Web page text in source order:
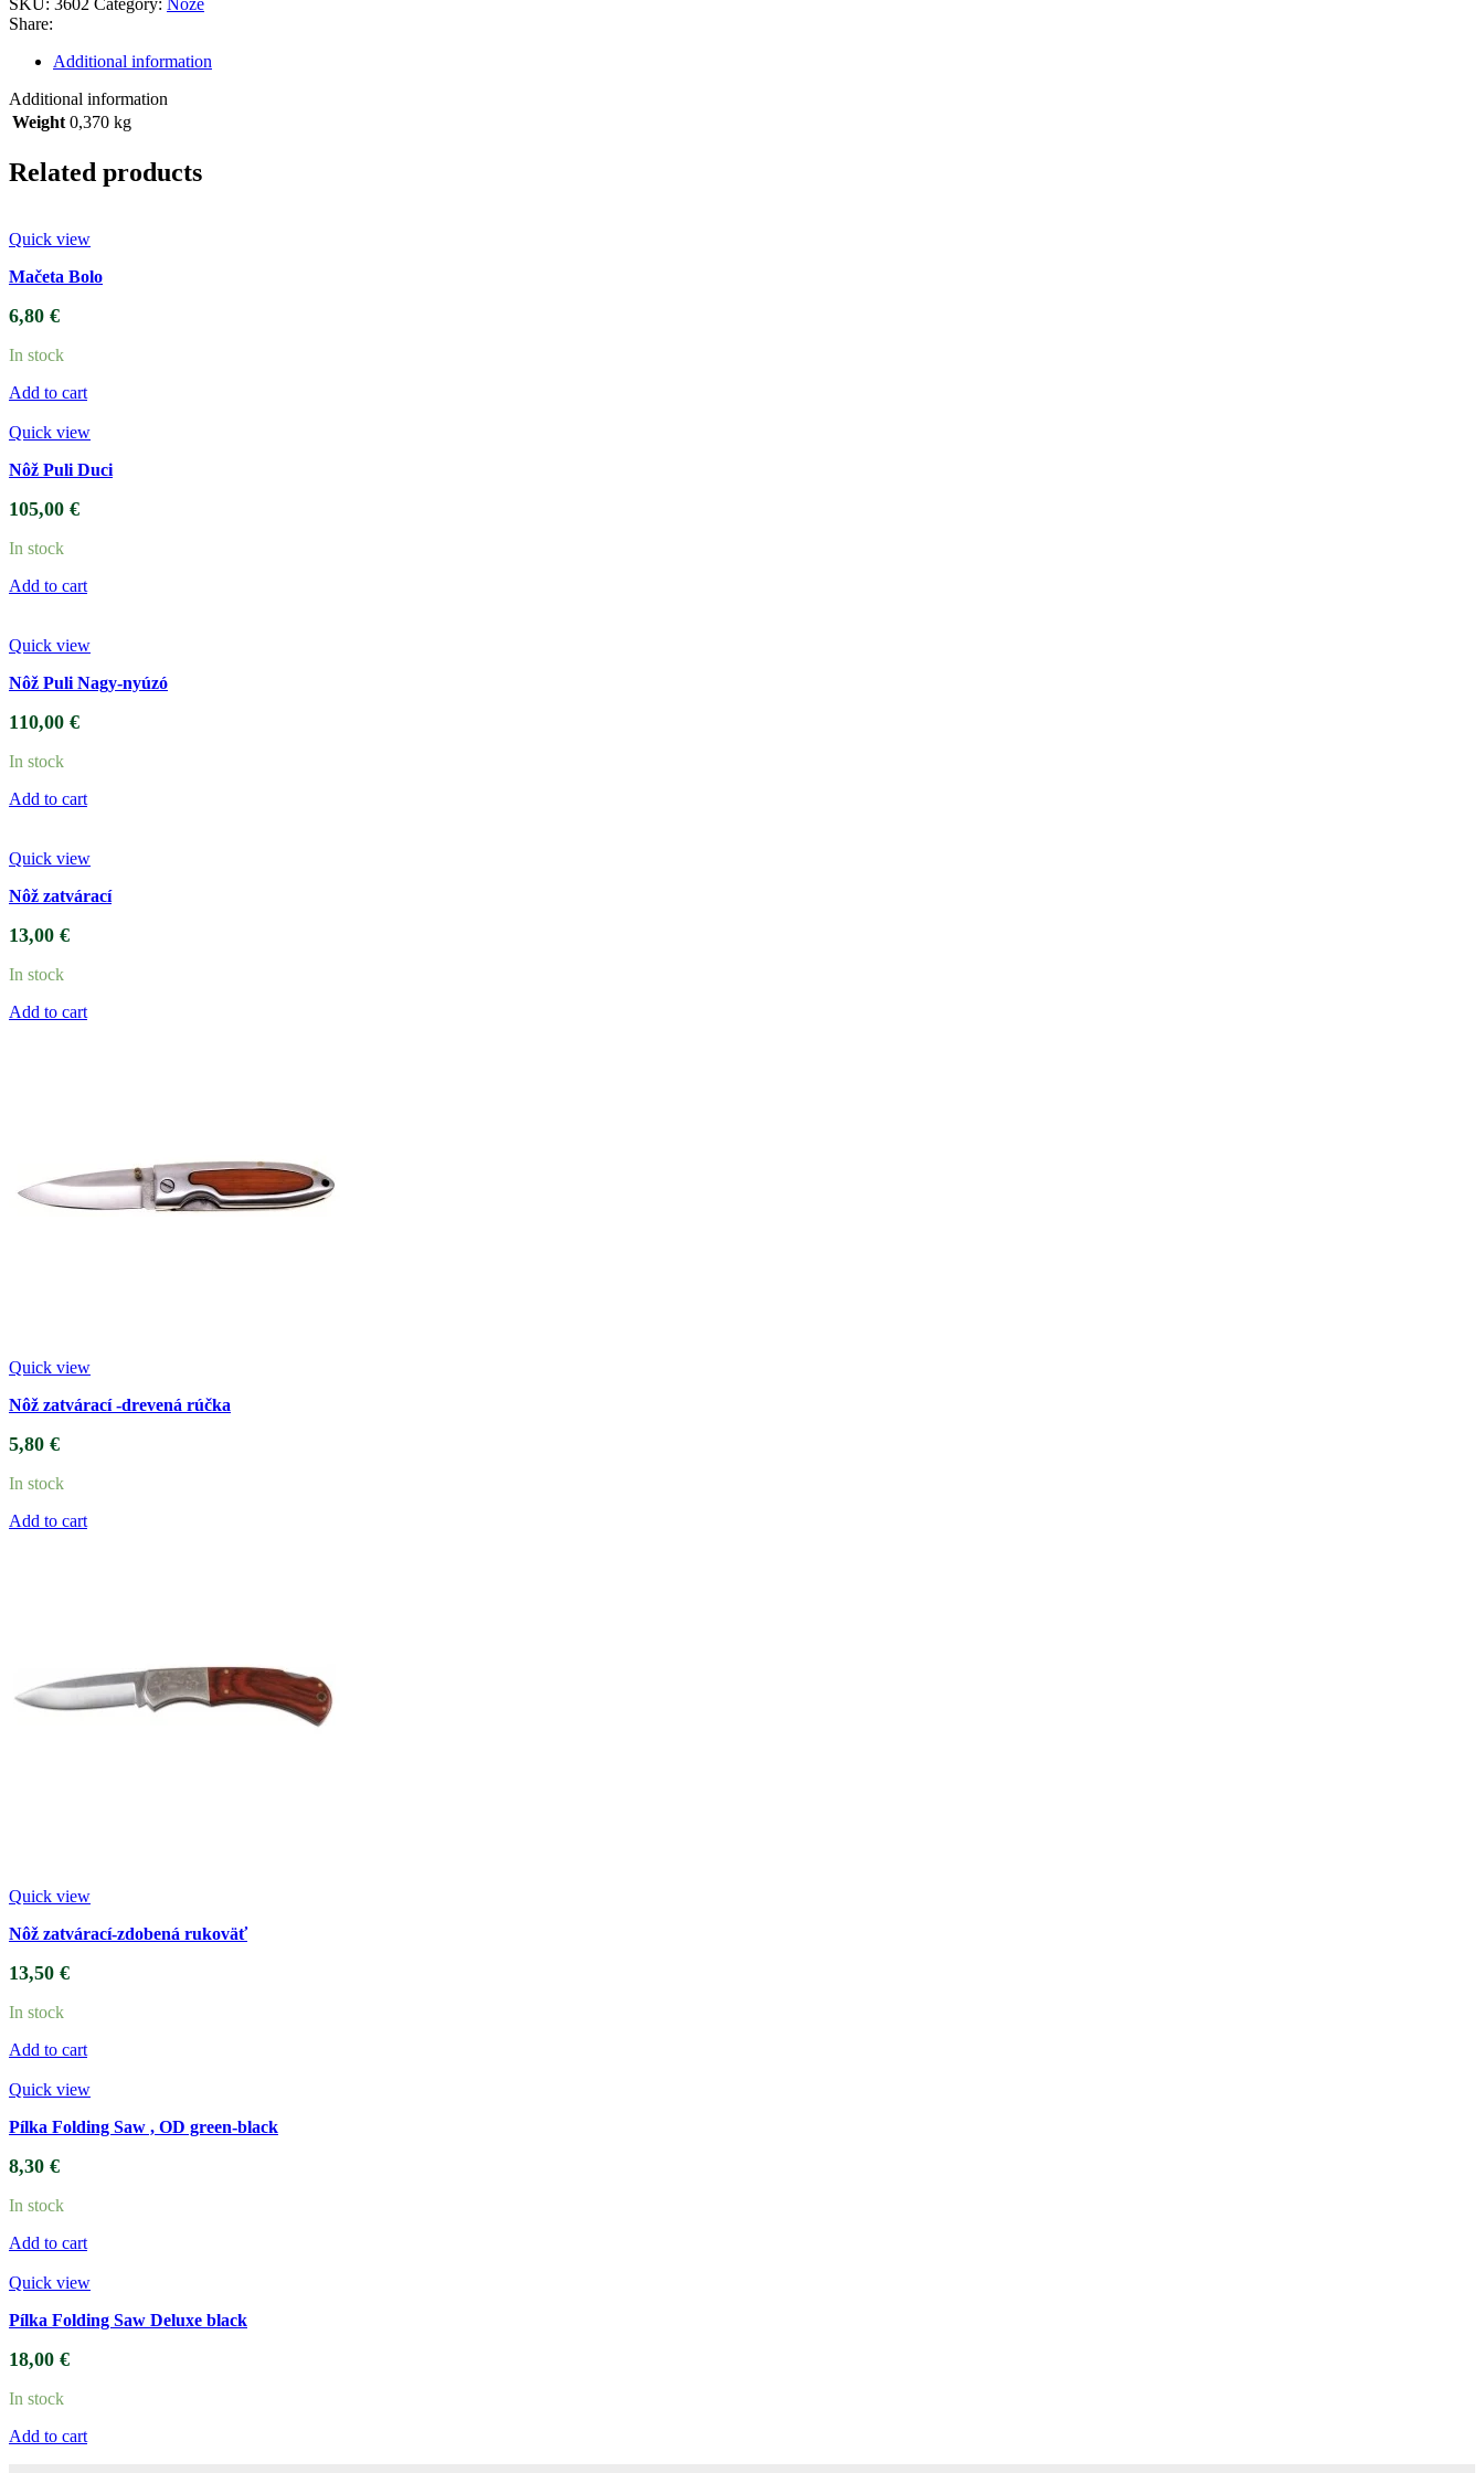
Share:
Additional information
Additional information
Weight 0,370 kg
Related products
Quick view
Mačeta Bolo
6,80 €
In stock
Add to cart
Quick view
Nôž Puli Duci
105,00 €
In stock
Add to cart
Quick view
Nôž Puli Nagy-nyúzó
110,00 €
In stock
Add to cart
Quick view
Nôž zatvárací
13,00 €
In stock
Add to cart
Quick view
Nôž zatvárací -drevená rúčka
5,80 €
In stock
Add to cart
Quick view
Nôž zatvárací-zdobená rukoväť
13,50 €
In stock
Add to cart
Quick view
Pílka Folding Saw , OD green-black
8,30 €
In stock
Add to cart
Quick view
Pílka Folding Saw Deluxe black
18,00 €
In stock
Add to cart